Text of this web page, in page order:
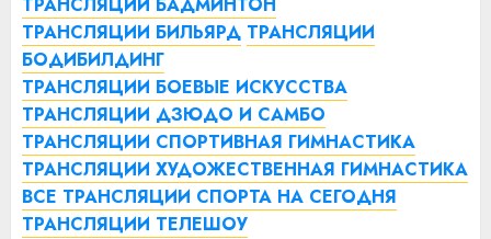
ТРАНСЛЯЦИИ БИЛЬЯРД ТРАНСЛЯЦИИ
БОДИБИЛДИНГ
ТРАНСЛЯЦИИ БОЕВЫЕ ИСКУССТВА
ТРАНСЛЯЦИИ ДЗЮДО И САМБО
ТРАНСЛЯЦИИ СПОРТИВНАЯ ГИМНАСТИКА
ТРАНСЛЯЦИИ ХУДОЖЕСТВЕННАЯ ГИМНАСТИКА
ВСЕ ТРАНСЛЯЦИИ СПОРТА НА СЕГОДНЯ
ТРАНСЛЯЦИИ ТЕЛЕШОУ